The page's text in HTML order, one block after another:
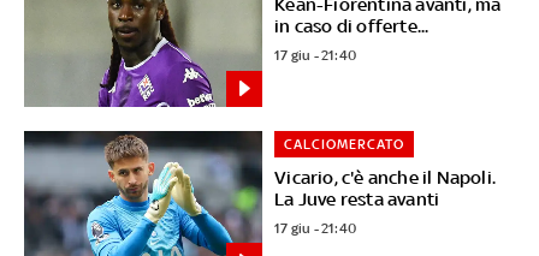
in caso di offerte...
17 giu - 21:40
Vicario, c'è anche il Napoli.
La Juve resta avanti
CALCIOMERCATO
17 giu - 21:40